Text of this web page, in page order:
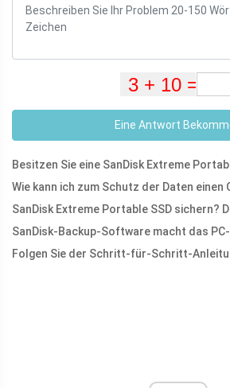
Eine Antwort
Besitzen Sie eine SanDisk Extreme
Wie kann ich zum Schutz der Daten einen
SanDisk Extreme Portable SSD sichern?
SanDisk-Backup-Software macht das
Folgen Sie der Schritt-für-Schritt-